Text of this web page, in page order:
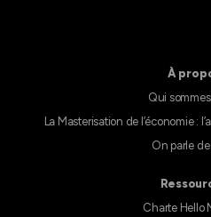
À
Qui
La Masterisation de l’économie :
On parle
Charte Hello